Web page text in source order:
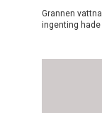
Grannen
ingenting hade